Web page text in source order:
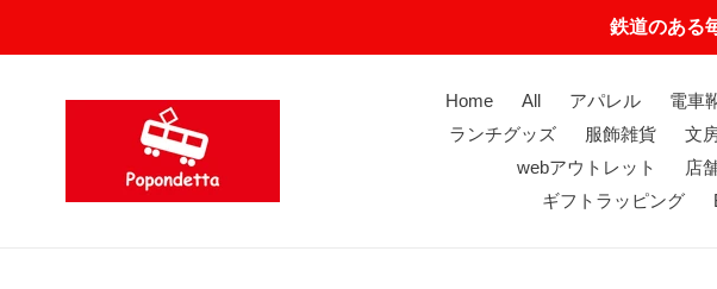
鉄道のある
Home All アパレル 電車
ランチグッズ
服飾雑貨 文
webアウトレット
店
ギフトラッピング